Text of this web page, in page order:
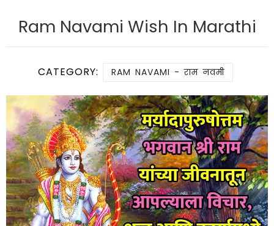
Ram Navami Wish In Marathi
CATEGORY: RAM NAVAMI - राम नवमी